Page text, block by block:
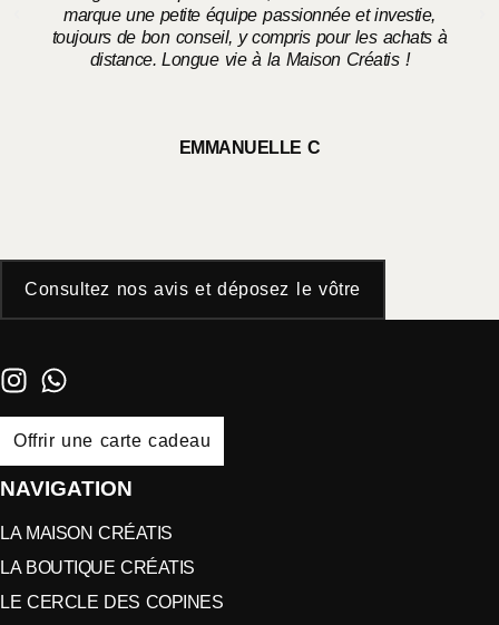
marque une petite équipe passionnée et investie,
toujours de bon conseil, y compris pour les achats à
distance. Longue vie à la Maison Créatis !
EMMANUELLE C
Consultez nos avis et déposez le vôtre
Offrir une carte cadeau
NAVIGATION
LA MAISON CRÉATIS
LA BOUTIQUE CRÉATIS
LE CERCLE DES COPINES